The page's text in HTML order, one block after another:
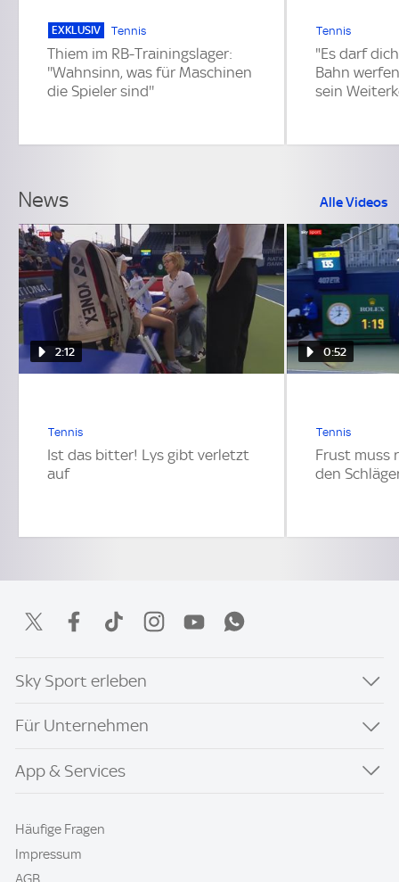
EXKLUSIV Tennis
Thiem im RB-Trainingslager:
''Wahnsinn, was für Maschinen
die Spieler sind''
Tennis
"Es darf
Bahn
sein
News Alle Videos
2:12
Tennis
Ist das bitter! Lys gibt verletzt
auf
0:52
Tennis
Frust muss
den
Sky Sport erleben
Für Unternehmen
App & Services
Häufige Fragen
Impressum